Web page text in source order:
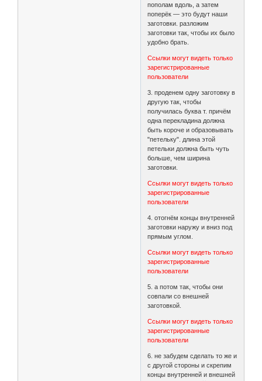
пополам вдоль, а затем
поперёк — это будут наши
заготовки. разложим
заготовки так, чтобы их было
удобно брать.
Ссылки могут видеть только
зарегистрированные
пользователи
3. проденем одну заготовку в
другую так, чтобы
получилась буква т. причём
одна перекладина должна
быть короче и образовывать
"петельку". длина этой
петельки должна быть чуть
больше, чем ширина
заготовки.
Ссылки могут видеть только
зарегистрированные
пользователи
4. отогнём концы внутренней
заготовки наружу и вниз под
прямым углом.
Ссылки могут видеть только
зарегистрированные
пользователи
5. а потом так, чтобы они
совпали со внешней
заготовкой.
Ссылки могут видеть только
зарегистрированные
пользователи
6. не забудем сделать то же и
с другой стороны и скрепим
концы внутренней и внешней